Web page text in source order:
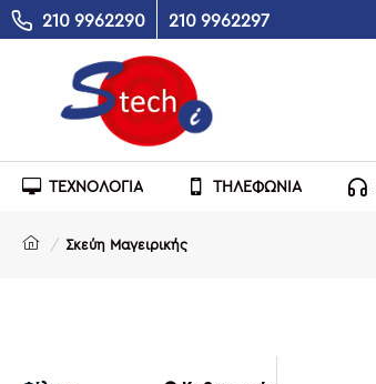
210 9962290 210 9962297
ΤΕΧΝΟΛΟΓΙΑ ΤΗΛΕΦΩΝΙΑ
Σκεύη Μαγειρικής